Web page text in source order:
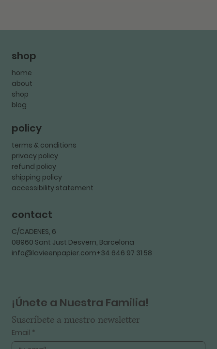
shop
home
about
shop
blog
policy
terms & conditions
privacy policy
refund policy
shipping policy
accessibility statement
contact
C/CADENES, 6
08960 Sant Just Desvern, Barcelona
info@lavieenpapier.com+34 646 97 31 58
¡Únete a Nuestra Familia!
Suscríbete a nuestro newsletter
Email *